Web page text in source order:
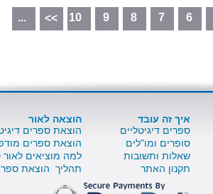
6
7
8
9
10
>>
...
איך זה עובד
ספרים דיגיטליים
סופרים ומו"לים
שאלות ותשובות
תקנון האתר
הוצאה לאור
הוצאת ספרים
הוצאת ספרים
למה מוציאים
תהליך הוצאת ספר